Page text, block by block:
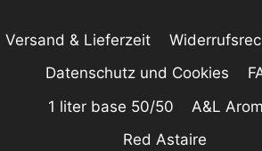
Versand & Lieferzeit
Datenschutz und Cookies
1 liter base 50/50
A&L
Red Astaire